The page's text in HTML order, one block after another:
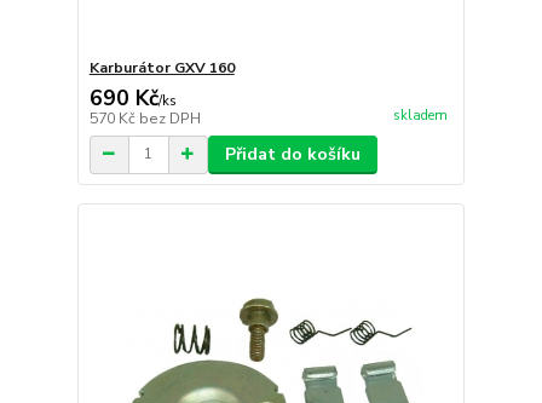
Karburátor GXV 160
690 Kč/ks
570 Kč bez DPH skladem
Přidat do košíku